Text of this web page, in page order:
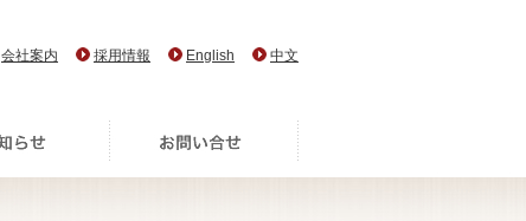
会社案内 採用情報 English 中文